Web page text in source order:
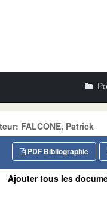
FALCONE, Patrick
PDF Bibliographie
Ajouter tous les